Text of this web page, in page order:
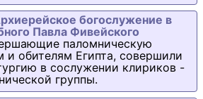
богослужение в
Павла Фивейского
паломническую
и обителям Египта, совершили
в сослужении клириков -
группы.